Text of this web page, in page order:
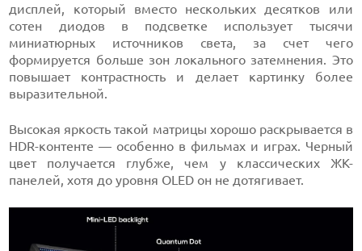
дисплей, который вместо нескольких десятков или
сотен диодов в подсветке использует тысячи
миниатюрных источников света, за счет чего
формируется больше зон локального затемнения. Это
повышает контрастность и делает картинку более
выразительной.
Высокая яркость такой матрицы хорошо раскрывается в
HDR-контенте — особенно в фильмах и играх. Черный
цвет получается глубже, чем у классических ЖК-
панелей, хотя до уровня OLED он не дотягивает.